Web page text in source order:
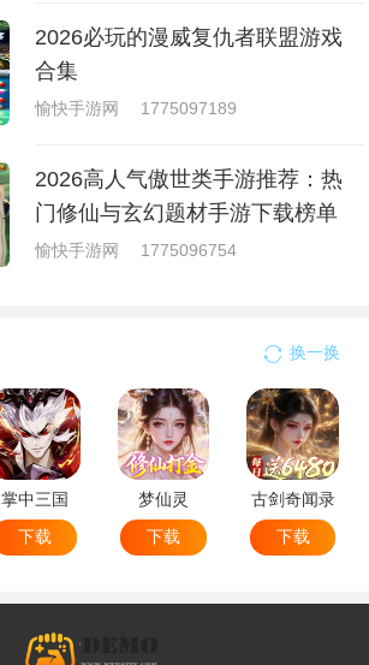
2026必玩的漫威复仇者联盟游戏
合集
愉快手游网 1775097189
2026高人气傲世类手游推荐：热
门修仙与玄幻题材手游下载榜单
愉快手游网 1775096754
换一换
掌中三国
下载
梦仙灵
下载
古剑奇闻录
下载